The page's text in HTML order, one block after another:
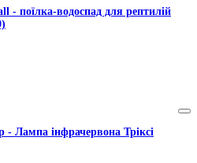
- поїлка-водоспад для рептилій
Лампа інфрачервона Тріксі